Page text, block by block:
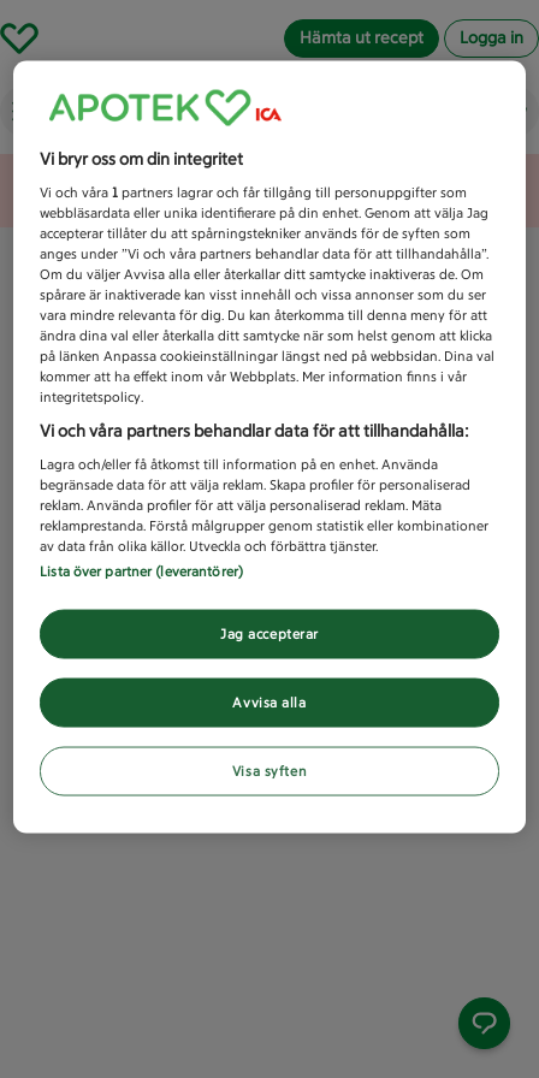
Hämta ut recept Logga in
Vad letar du efter idag?
Unknown error
Vi bryr oss om din integritet
Vi och våra1 partners lagrar och får tillgång till personuppgifter som
webbläsardata eller unika identifierare på din enhet. Genom att välja Jag
accepterar tillåter du att spårningstekniker används för de syften som
anges under ”Vi och våra partners behandlar data för att tillhandahålla”.
Om du väljer Avvisa alla eller återkallar ditt samtycke inaktiveras de. Om
spårare är inaktiverade kan visst innehåll och vissa annonser som du ser
vara mindre relevanta för dig. Du kan återkomma till denna meny för att
ändra dina val eller återkalla ditt samtycke när som helst genom att klicka
på länken Anpassa cookieinställningar längst ned på webbsidan. Dina val
kommer att ha effekt inom vår Webbplats. Mer information finns i vår
integritetspolicy.
Vi och våra partners behandlar data för att tillhandahålla:
Lagra och/eller få åtkomst till information på en enhet. Använda
begränsade data för att välja reklam. Skapa profiler för personaliserad
reklam. Använda profiler för att välja personaliserad reklam. Mäta
reklamprestanda. Förstå målgrupper genom statistik eller kombinationer
av data från olika källor. Utveckla och förbättra tjänster.
Lista över partner (leverantörer)
Avvisa alla
Jag accepterar
Visa syften